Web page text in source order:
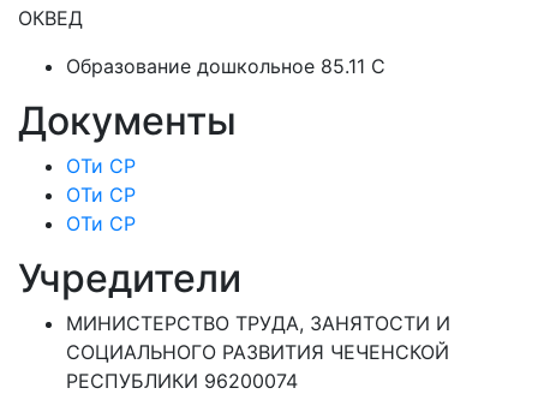
ОКВЕД
Образование дошкольное 85.11 C
Документы
ОТи СР
ОТи СР
ОТи СР
Учредители
МИНИСТЕРСТВО ТРУДА, ЗАНЯТОСТИ И
СОЦИАЛЬНОГО РАЗВИТИЯ ЧЕЧЕНСКОЙ
РЕСПУБЛИКИ 96200074